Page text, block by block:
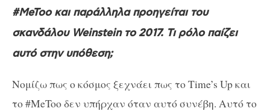
#MeToo και παράλληλα προηγείται του
σκανδάλου Weinstein το 2017. Τι ρόλο παίζει
αυτό στην υπόθεση;
Νομίζω πως ο κόσμος ξεχνάει πως το Time’s Up και
το #MeToo δεν υπήρχαν όταν αυτό συνέβη. Αυτό το